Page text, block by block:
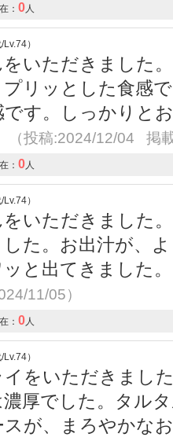
： 0人
）
いただきました
リッとした食感
す。しっかりと
（投稿:2024/12/04 掲
： 0人
）
いただきました
た。お出汁が、
ッと出てきました
11/05）
： 0人
）
をいただきまし
厚でした。タル
が、まろやかな